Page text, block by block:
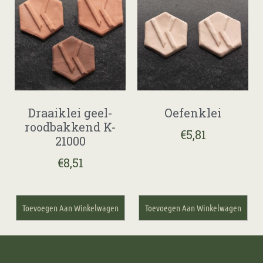
Draaiklei geel-
roodbakkend K-
21000
€8,51
Toevoegen Aan Winkelwagen
Oefenklei
€5,81
Toevoegen Aan Winkelwagen